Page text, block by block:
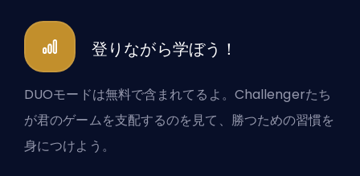
登りながら学ぼう！
DUOモードは無料で含まれてるよ。Challengerたち
が君のゲームを支配するのを見て、勝つための習慣を
身につけよう。